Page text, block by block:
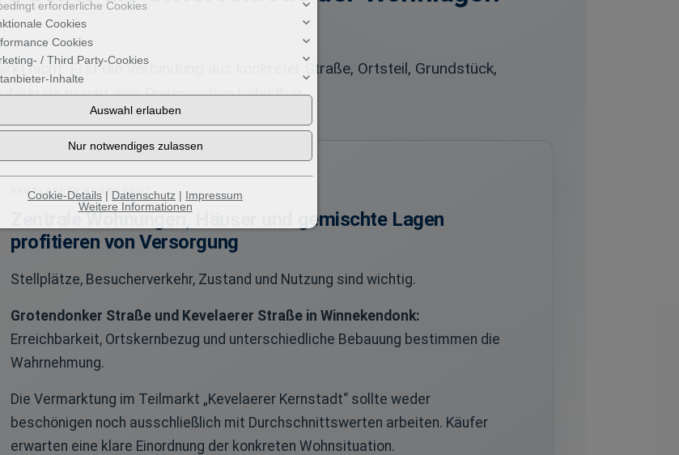
nicht. Erst die Verbindung aus konkreter Straße, Ortsteil, Grundstück,
macht eine Preisposition belastbar.
KEVELAERER KERNSTADT
Zentrale Wohnungen, Häuser und gemischte Lagen
profitieren von Versorgung
Stellplätze, Besucherverkehr, Zustand und Nutzung sind wichtig.
Grotendonker Straße und Kevelaerer Straße in Winnekendonk:
Erreichbarkeit, Ortskernbezug und unterschiedliche Bebauung bestimmen die
Wahrnehmung.
Die Vermarktung im Teilmarkt „Kevelaerer Kernstadt“ sollte weder
beschönigen noch ausschließlich mit Durchschnittswerten arbeiten. Käufer
erwarten eine klare Einordnung der konkreten Wohnsituation.
erforderliche Cookies
Cookies
Cookies
/ Third Party-Cookies
Inhalte
Cookie-Details | Datenschutz | Impressum
Weitere Informationen
zugelassen die Sie in den Checkboxen angehakt
Sie können Ihre Cookie-Einstellung jederzeit hier